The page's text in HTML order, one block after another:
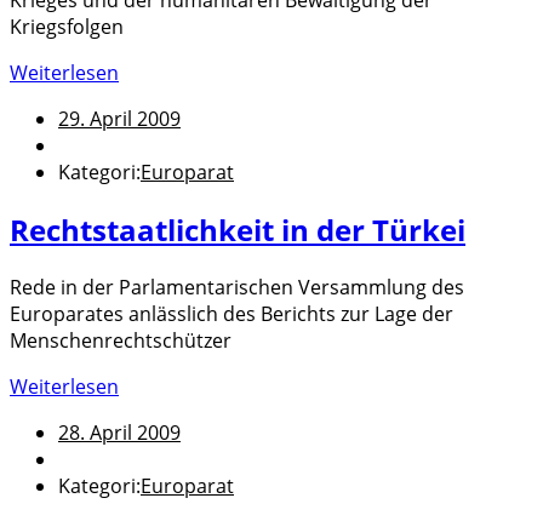
Kriegsfolgen
Weiterlesen
29. April 2009
Kategori:Europarat
Rechtstaatlichkeit in der Türkei
Rede in der Parlamentarischen Versammlung des
Europarates anlässlich des Berichts zur Lage der
Menschenrechtschützer
Weiterlesen
28. April 2009
Kategori:Europarat